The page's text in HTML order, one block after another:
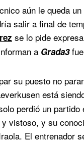
aún le queda
salir a final de
se lo pide
a Grada3
su puesto no
está
perdió un
vistoso, y su
El entrenador